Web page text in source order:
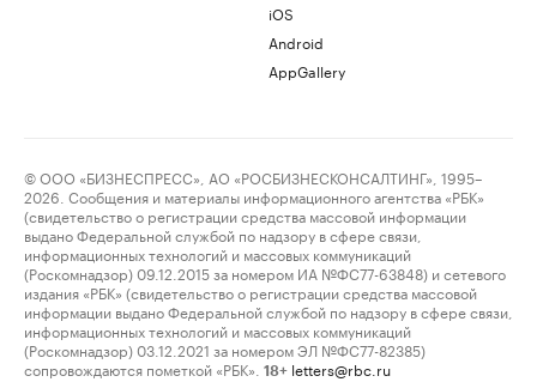
iOS
Android
AppGallery
© ООО «БИЗНЕСПРЕСС», АО «РОСБИЗНЕСКОНСАЛТИНГ», 1995–
2026. Сообщения и материалы информационного агентства «РБК»
(свидетельство о регистрации средства массовой информации
выдано Федеральной службой по надзору в сфере связи,
информационных технологий и массовых коммуникаций
(Роскомнадзор) 09.12.2015 за номером ИА №ФС77-63848) и сетевого
издания «РБК» (свидетельство о регистрации средства массовой
информации выдано Федеральной службой по надзору в сфере связи,
информационных технологий и массовых коммуникаций
(Роскомнадзор) 03.12.2021 за номером ЭЛ №ФС77-82385)
сопровождаются пометкой «РБК».
18+ letters@rbc.ru